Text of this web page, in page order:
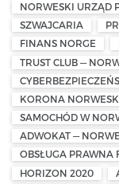
NORWESKI URZĄD
SZWAJCARIA
FINANS NORGE
TRUST CLUB —
KORONA
SAMOCHÓD W
ADWOKAT —
OBSŁUGA PRAWNA
HORIZON 2020